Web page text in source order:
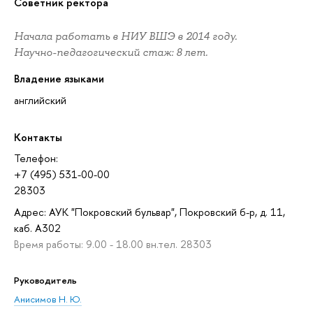
Начала работать в НИУ ВШЭ в 2014 году.
Научно-педагогический стаж: 8 лет.
Владение языками
английский
Контакты
Телефон:
+7 (495) 531-00-00
28303
Адрес: АУК "Покровский бульвар", Покровский б-р, д. 11,
каб. A302
Время работы: 9.00 - 18.00 вн.тел. 28303
Руководитель
Анисимов Н. Ю.